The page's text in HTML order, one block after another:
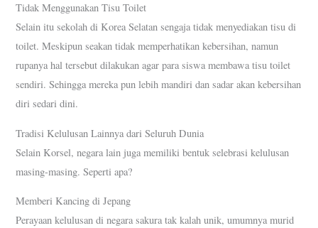
Tidak Menggunakan Tisu Toilet
Selain itu sekolah di Korea Selatan sengaja tidak menyediakan tisu di
toilet. Meskipun seakan tidak memperhatikan kebersihan, namun
rupanya hal tersebut dilakukan agar para siswa membawa tisu toilet
sendiri. Sehingga mereka pun lebih mandiri dan sadar akan kebersihan
diri sedari dini.
Tradisi Kelulusan Lainnya dari Seluruh Dunia
Selain Korsel, negara lain juga memiliki bentuk selebrasi kelulusan
masing-masing. Seperti apa?
Memberi Kancing di Jepang
Perayaan kelulusan di negara sakura tak kalah unik, umumnya murid